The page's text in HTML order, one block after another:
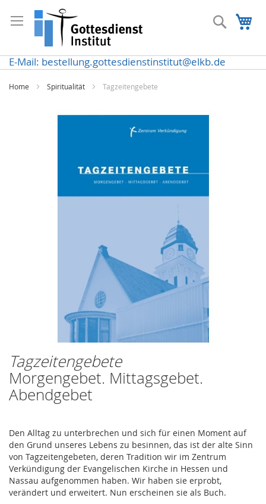
zum
Inhalt
Suche
E-Mail: bestellung.gottesdienstinstitut@elkb.de
Home Spiritualität Tagzeitengebete
Tagzeitengebete
Morgengebet. Mittagsgebet.
Abendgebet
Den Alltag zu unterbrechen und sich für einen Moment auf
den Grund unseres Lebens zu besinnen, das ist der alte Sinn
von Tagzeitengebeten, deren Tradition wir im Zentrum
Verkündigung der Evangelischen Kirche in Hessen und
Nassau aufgenommen haben. Wir haben sie erprobt,
verändert und erweitert. Nun erscheinen sie als Buch.
Zum
Anfang
der
Bildergalerie